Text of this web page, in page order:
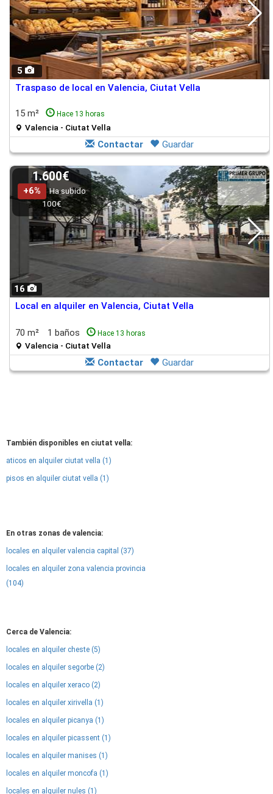
5
Traspaso de local en Valencia, Ciutat Vella
15 m² Hace 13 horas
Valencia - Ciutat Vella
Contactar Guardar
16
1.600€
+6%
Ha subido
100€
Local en alquiler en Valencia, Ciutat Vella
70 m² 1 baños Hace 13 horas
Valencia - Ciutat Vella
Contactar Guardar
También disponibles en ciutat vella:
aticos en alquiler ciutat vella (1)
pisos en alquiler ciutat vella (1)
En otras zonas de valencia:
locales en alquiler valencia capital (37)
locales en alquiler zona valencia provincia
(104)
Cerca de Valencia:
locales en alquiler cheste (5)
locales en alquiler segorbe (2)
locales en alquiler xeraco (2)
locales en alquiler xirivella (1)
locales en alquiler picanya (1)
locales en alquiler picassent (1)
locales en alquiler manises (1)
locales en alquiler moncofa (1)
locales en alquiler nules (1)